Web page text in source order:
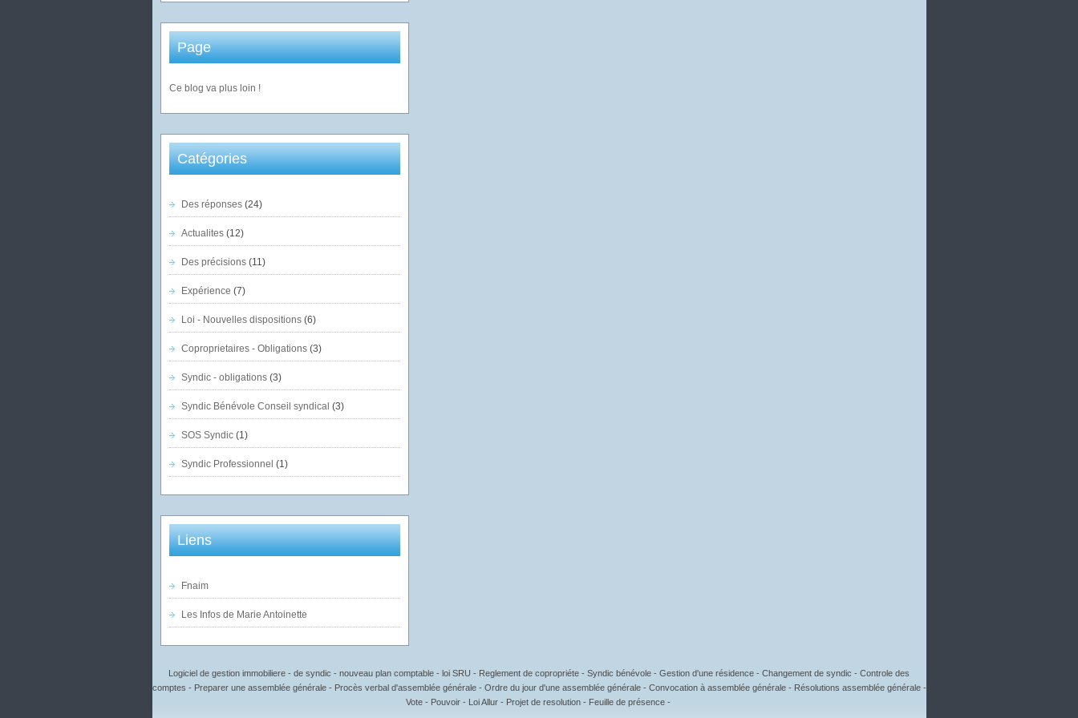
Page
Ce blog va plus loin !
Catégories
Des réponses(24)
Actualites(12)
Des précisions(11)
Expérience (7)
Loi - Nouvelles dispositions(6)
Coproprietaires - Obligations(3)
Syndic - obligations(3)
Syndic Bénévole Conseil syndical (3)
SOS Syndic(1)
Syndic Professionnel (1)
Liens
Fnaim
Les Infos de Marie Antoinette
Logiciel de gestion immobiliere - de syndic - nouveau plan comptable - loi SRU - Reglement de copropriéte - Syndic bénévole - Gestion d'une résidence - Changement de syndic - Controle des
comptes - Preparer une assemblée générale - Procès verbal d'assemblée générale - Ordre du jour d'une assemblée générale - Convocation à assemblée générale - Résolutions assemblée générale -
Vote - Pouvoir - Loi Allur - Projet de resolution - Feuille de présence -